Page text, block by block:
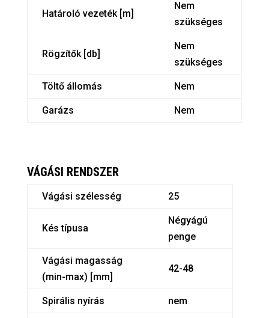
Határoló vezeték [m]
Nem
szükséges
Rögzítők [db]
Nem
szükséges
Töltő állomás Nem
Garázs Nem
VÁGÁSI RENDSZER
Vágási szélesség 25
Kés típusa
Négyágú
penge
Vágási magasság
(min-max) [mm]
42-48
Spirális nyírás nem